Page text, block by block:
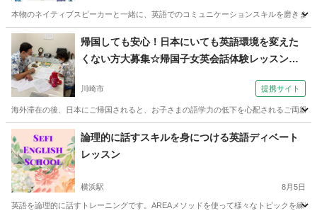
られるように設計されています。成人の生徒さん
を募集中！経験豊富なネイティブ講師と一緒に英
語力をレベルアップしましょう！ 英語のネイティ
ブスピーカーと一緒に英語を学ぶ
本物のネイティブスピーカーと一緒に、英語でのコミュニケーションスキルを磨きま
神奈川 藤沢市 鵠沼海岸駅 英会話 ネイティブスピーカー
帰国しても安心！日本にいても英語環境を変えた
くない方大募集☆帰国子女英会話体験レッスン
川崎市 提携サイト
海外滞在の後、日本にご帰国されると、お子さまの語学力の低下を心配されるご両親
神奈川 川崎市 英会話
論理的に話すスキルを身につける英語ディベート
レッスン
横浜駅 8月5日
英語を論理的に話すトレーニングです。AREAメソッドを使って様々なトピックを練